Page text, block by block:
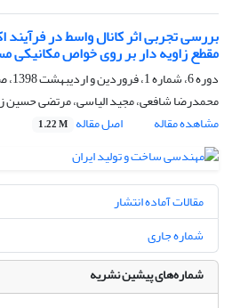
بررسی تجربی اثر کانال واسط در
مقطع زاویه دار بر روی خواص مکانیکی
دوره 6، شماره 1، فروردین و اردیبهشت 1398، صفحه
محمدرضا شافعی، مجید الیاسی، مرتضی حسین
مشاهده مقاله
اصل مقاله 1.22 M
مقالات آماده انتشار
شماره جاری
شماره‌های پیشین نشریه